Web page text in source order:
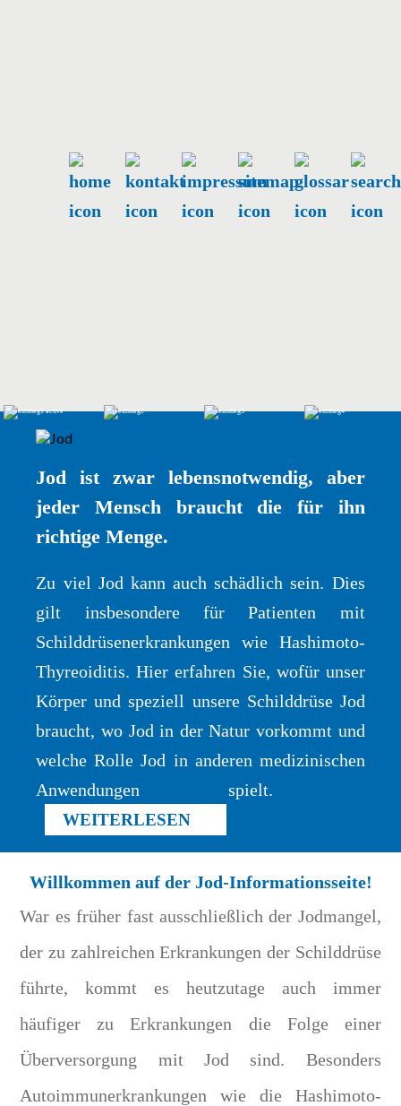
Jod ist zwar lebensnotwendig, aber
jeder Mensch braucht die für ihn
richtige Menge.
Zu viel Jod kann auch schädlich sein. Dies
gilt insbesondere für Patienten mit
Schilddrüsenerkrankungen wie Hashimoto-
Thyreoiditis. Hier erfahren Sie, wofür unser
Körper und speziell unsere Schilddrüse Jod
braucht, wo Jod in der Natur vorkommt und
welche Rolle Jod in anderen medizinischen
Anwendungen spielt.
WEITERLESEN
Willkommen auf der Jod-Informationsseite!
War es früher fast ausschließlich der Jodmangel,
der zu zahlreichen Erkrankungen der Schilddrüse
führte, kommt es heutzutage auch immer
häufiger zu Erkrankungen die Folge einer
Überversorgung mit Jod sind. Besonders
Autoimmunerkrankungen wie die Hashimoto-